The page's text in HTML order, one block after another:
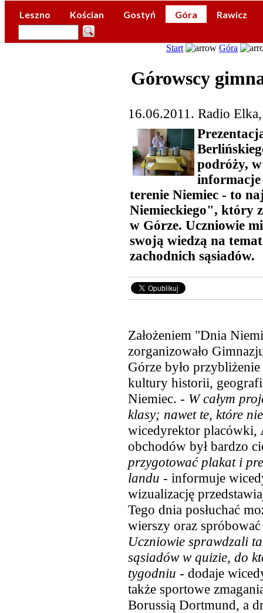
Leszno Kościan Gostyń Góra Rawicz
Start Góra
Górowscy
16.06.2011. Radio
podróży,
informacje
terenie Niemiec - to
Niemieckiego", który
w Górze. Uczniowie
swoją wiedzą na
zachodnich sąsiadów.
Założeniem "Dnia
zorganizowało
Górze było
kultury historii,
Niemiec. - W całym
klasy; nawet te, które
wicedyrektor placówki,
obchodów był bardzo
przygotować plakat i
landu - informuje
wizualizację
Tego dnia posłuchać
wierszy oraz
Uczniowie sprawdzali
sąsiadów w quizie, do
tygodniu - dodaje
także sportowe
Borussią Dortmund, a